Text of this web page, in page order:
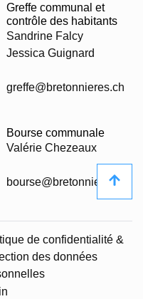
Greffe communal et
contrôle des habitants
Sandrine Falcy
Jessica Guignard
greffe@bretonnieres.ch
Bourse communale
Valérie Chezeaux
bourse@bretonnieres.ch
de confidentialité &
des données